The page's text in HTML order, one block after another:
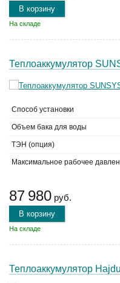
В корзину
На складе
Теплоаккумулятор
Способ установки
Объем бака для воды
ТЭН (опция)
Максимальное рабочее
87 980 руб.
В корзину
На складе
Теплоаккумулятор